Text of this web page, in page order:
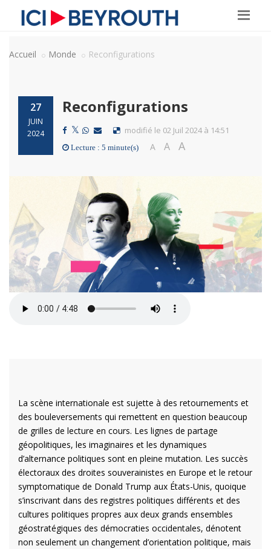
Accueil Monde Reconfigurations
27
JUIN
2024
Reconfigurations
modifié le 02 Juil 2024 à 14:51
Lecture : 5 minute(s) A A A
La scène internationale est sujette à des retournements et
des bouleversements qui remettent en question beaucoup
de grilles de lecture en cours. Les lignes de partage
géopolitiques, les imaginaires et les dynamiques
d’alternance politiques sont en pleine mutation. Les succès
électoraux des droites souverainistes en Europe et le retour
symptomatique de Donald Trump aux États-Unis, quoique
s’inscrivant dans des registres politiques différents et des
cultures politiques propres aux deux grands ensembles
géostratégiques des démocraties occidentales, dénotent
non seulement un changement d’orientation politique, mais